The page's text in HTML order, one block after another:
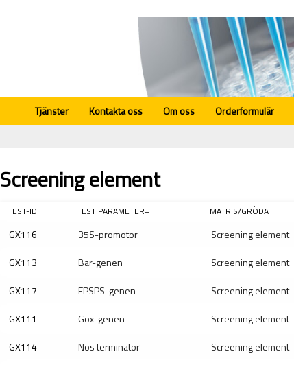
Tjänster Kontakta oss Om oss Orderformulär
Screening element
TEST-ID TEST PARAMETER+ MATRIS/GRÖDA
GX116 35S-promotor Screening element
GX113
Bar-genen Screening element
GX117
EPSPS-genen Screening element
GX111
Gox-genen Screening element
GX114
Nos terminator Screening element